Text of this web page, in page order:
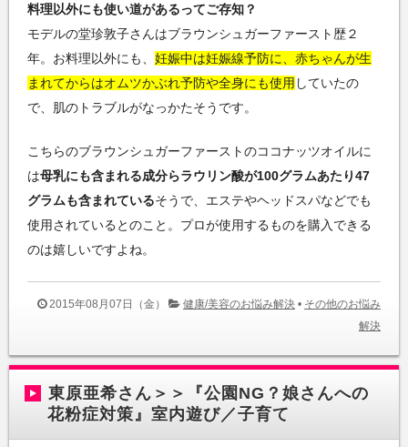
料理以外にも使い道があるってご存知？
モデルの堂珍敦子さんはブラウンシュガーファースト歴２
年。お料理以外にも、 妊娠中は妊娠線予防に、赤ちゃんが生
まれてからはオムツかぶれ予防や全身にも使用 していたの
で、肌のトラブルがなっかたそうです。
こちらのブラウンシュガーファーストのココナッツオイルに
は母乳にも含まれる成分らラウリン酸が100グラムあたり47
グラムも含まれているそうで、エステやヘッドスパなどでも
使用されているとのこと。プロが使用するものを購入できる
のは嬉しいですよね。
2015年08月07日（金） 健康/美容のお悩み解決 • その他のお悩み
解決
東原亜希さん＞＞『公園NG？娘さんへの
花粉症対策』室内遊び／子育て